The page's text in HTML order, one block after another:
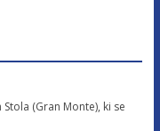
(Gran Monte), ki se